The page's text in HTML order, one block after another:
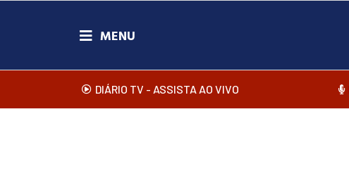
DIÁRIO TV - ASSISTA AO VIVO